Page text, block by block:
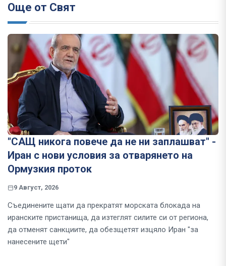
Още от Свят
"САЩ никога повече да не ни заплашват" -
Иран с нови условия за отварянето на
Ормузкия проток
9 Август, 2026
Съединените щати да прекратят морската блокада на
иранските пристанища, да изтеглят силите си от региона,
да отменят санкциите, да обезщетят изцяло Иран "за
нанесените щети"